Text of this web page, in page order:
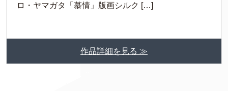
ロ・ヤマガタ「慕情」版画シルク […]
作品詳細を見る ≫